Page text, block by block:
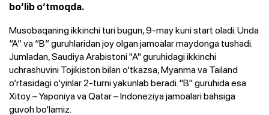
bo‘lib o‘tmoqda.
Musobaqaning ikkinchi turi bugun, 9-may kuni start oladi. Unda
“A” va “B” guruhlaridan joy olgan jamoalar maydonga tushadi.
Jumladan, Saudiya Arabistoni "A" guruhidagi ikkinchi
uchrashuvini Tojikiston bilan o‘tkazsa, Myanma va Tailand
o‘rtasidagi o‘yinlar 2-turni yakunlab beradi. "B" guruhida esa
Xitoy – Yaponiya va Qatar – Indoneziya jamoalari bahsiga
guvoh bo‘lamiz.